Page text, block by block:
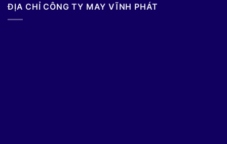
ĐỊA CHỈ CÔNG TY MAY VĨNH PHÁT